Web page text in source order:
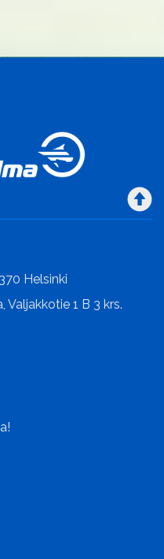
Helsinki
Valjakkotie 1 B 3 krs.